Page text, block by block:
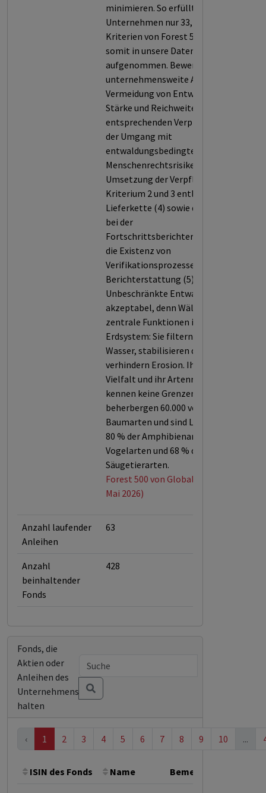
minimieren. So erfüllt das
Unternehmen nur 33,2 % der
Kriterien von Forest 500 und wird
somit in unsere Datenbank
aufgenommen. Bewertet werden der
unternehmensweite Ansatz zur
Vermeidung von Entwaldung (1), die
Stärke und Reichweite der
entsprechenden Verpflichtungen (2),
der Umgang mit
entwaldungsbedingten
Menschenrechtsrisiken (3), die
Umsetzung der Verpflichtungen in
Kriterium 2 und 3 entlang der
Lieferkette (4) sowie die Transparenz
bei der
Fortschrittsberichterstattung und
die Existenz von
Verifikationsprozessen dieser
Berichterstattung (5).
Unbeschränkte Entwaldung ist nicht
akzeptabel, denn Wälder erfüllen
zentrale Funktionen in unserem
Erdsystem: Sie filtern Luft und
Wasser, stabilisieren das Klima und
verhindern Erosion. Ihre biologische
Vielfalt und ihr Artenreichtum
kennen keine Grenzen. Sie
beherbergen 60.000 verschiedene
Baumarten und sind Lebensraum für
80 % der Amphibienarten, 75 % der
Vogelarten und 68 % der
Säugetierarten.
Forest 500 von Global Canopy (Stand:
Mai 2026)
Anzahl laufender
Anleihen
63
Anzahl
beinhaltender
Fonds
428
Fonds, die
Aktien oder
Anleihen des
Unternehmens
halten
‹ 1 2 3 4 5 6 7 8 9 10 ...
ISIN des Fonds Name Bemerkung